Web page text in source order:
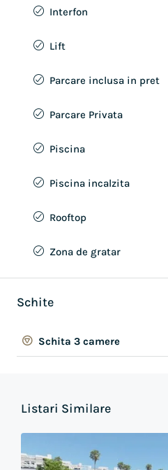
Interfon
Lift
Parcare inclusa in pret
Parcare Privata
Piscina
Piscina incalzita
Rooftop
Zona de gratar
Schite
Schita 3 camere
Listari Similare